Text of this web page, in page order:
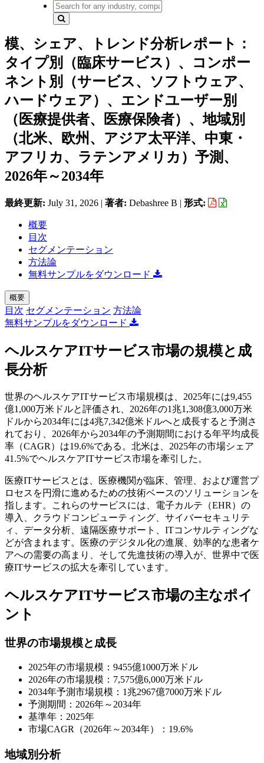
模、シェア、トレンド分析レポート：
タイプ別（臨床サービス）、コンポー
ネント別（サービス、ソフトウェア、
ハードウェア）、エンドユーザー別
（医療提供者、医療保険者）、地域別
（北米、欧州、アジア太平洋、中東・
アフリカ、ラテンアメリカ）予測、
2026年～2034年
最終更新: July 31, 2026 | 著者: Debashree B | 形式:
概要
目次
セグメンテーション
方法論
無料サンプルをダウンロード
概要
目次 セグメンテーション 方法論
無料サンプルをダウンロード
ヘルスケアITサービス市場の規模と成
長分析
世界のヘルスケアITサービス市場規模は、2025年には9,455
億1,000万米ドルと評価され、2026年の1兆1,308億3,000万米
ドルから2034年には4兆7,342億米ドルへと成長すると予測さ
れており、2026年から2034年の予測期間における年平均成長
率（CAGR）は19.6%である。北米は、2025年の市場シェア
41.5%でヘルスケアITサービス市場を牽引した。
医療ITサービスとは、医療機関が臨床、管理、および運営プ
ロセスを円滑に進めるための技術ベースのソリューションを
指します。これらのサービスには、電子カルテ（EHR）の
導入、クラウドコンピューティング、サイバーセキュリテ
ィ、データ分析、遠隔医療サポート、ITコンサルティングな
どが含まれます。医療のデジタル化の進展、効率的な患者ケ
アへの需要の高まり、そして先進技術の導入が、世界中で医
療ITサービスの拡大を牽引しています。
ヘルスケアITサービス市場の主なポイ
ント
世界の市場規模と成長
2025年の市場規模：9455億1000万米ドル
2026年の市場規模：7,575億6,000万米ドル
2034年予測市場規模：1兆2967億7000万米ドル
予測期間：2026年～2034年
基準年：2025年
市場CAGR（2026年～2034年）：19.6%
地域別分析